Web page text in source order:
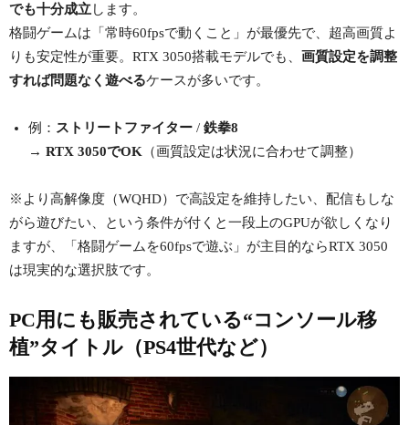
でも十分成立します。
格闘ゲームは「常時60fpsで動くこと」が最優先で、超高画質よ
りも安定性が重要。RTX 3050搭載モデルでも、 画質設定を調整
すれば問題なく遊べるケースが多いです。
例： ストリートファイター / 鉄拳8
→ RTX 3050でOK （画質設定は状況に合わせて調整）
※より高解像度（WQHD）で高設定を維持したい、配信もしな
がら遊びたい、という条件が付くと一段上のGPUが欲しくなり
ますが、「格闘ゲームを60fpsで遊ぶ」が主目的ならRTX 3050
は現実的な選択肢です。
PC用にも販売されている“コンソール移
植”タイトル（PS4世代など）